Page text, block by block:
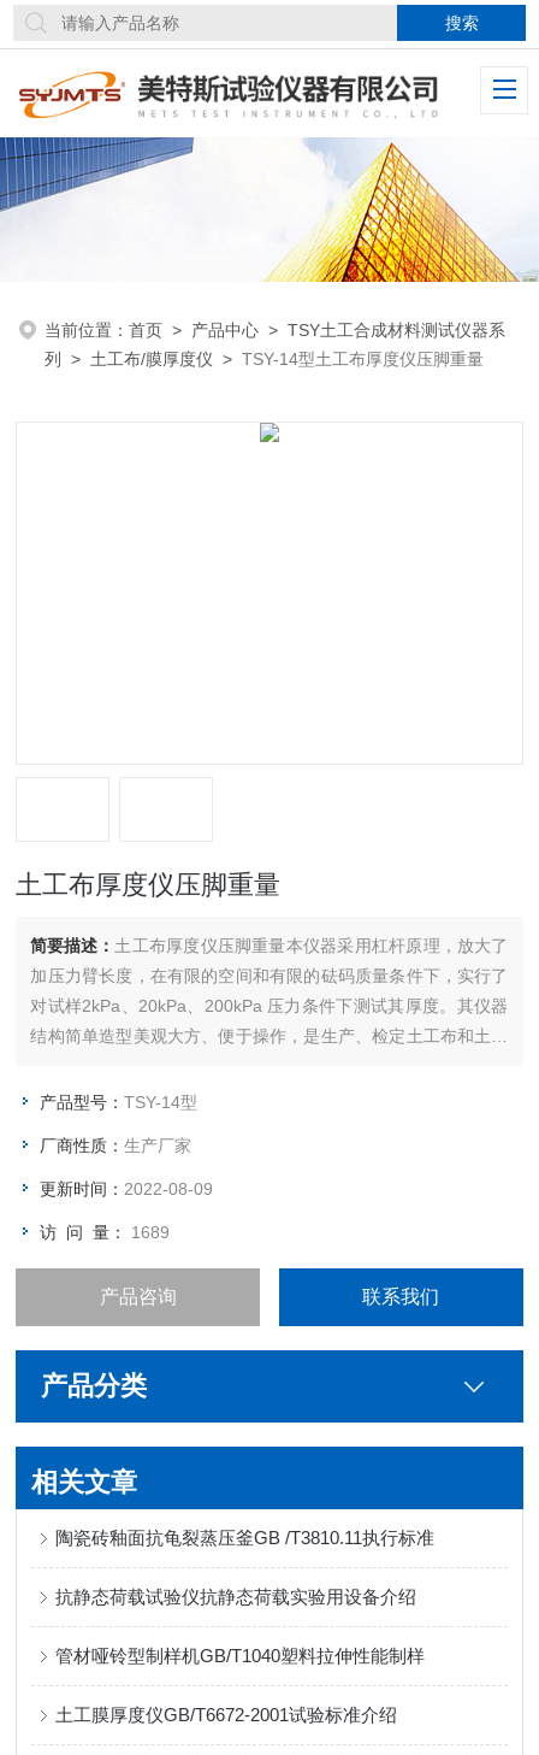
当前位置：首页 > 产品中心 >TSY土工合成材料测试仪器系
列
> 土工布/膜厚度仪 >TSY-14型土工布厚度仪压脚重量
土工布厚度仪压脚重量
简要描述： 土工布厚度仪压脚重量本仪器采用杠杆原理，放大了
加压力臂长度，在有限的空间和有限的砝码质量条件下，实行了
对试样2kPa、20kPa、200kPa 压力条件下测试其厚度。其仪器
结构简单造型美观大方、便于操作，是生产、检定土工布和土工
测定方法》、JTG3460《厚度测定》、ISO9863《土工布在固定
产品型号：TSY-14型
厂商性质：生产厂家
更新时间： 2022-08-09
访 问 量： 1689
产品咨询 联系我们
产品分类
相关文章
陶瓷砖釉面抗龟裂蒸压釜GB /T3810.11执行标准
抗静态荷载试验仪抗静态荷载实验用设备介绍
管材哑铃型制样机GB/T1040塑料拉伸性能制样
土工膜厚度仪GB/T6672-2001试验标准介绍